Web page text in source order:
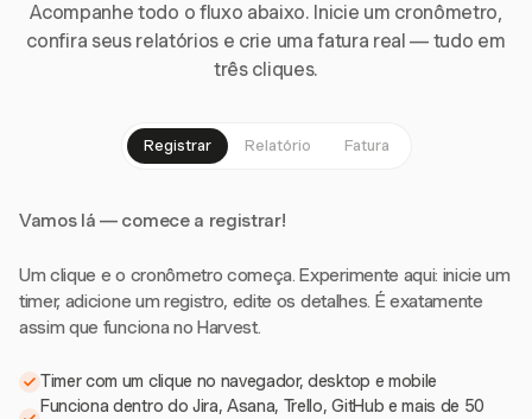
Acompanhe todo o fluxo abaixo. Inicie um cronômetro,
confira seus relatórios e crie uma fatura real — tudo em
três cliques.
Registrar Relatório Fatura
Vamos lá — comece a registrar!
Um clique e o cronômetro começa. Experimente aqui: inicie um
timer, adicione um registro, edite os detalhes. É exatamente
assim que funciona no Harvest.
Timer com um clique no navegador, desktop e mobile
Funciona dentro do Jira, Asana, Trello, GitHub e mais de 50